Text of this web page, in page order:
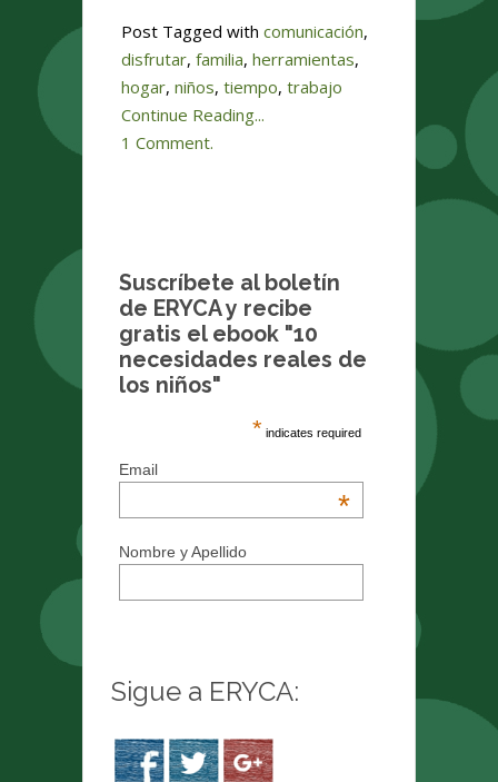
Post Tagged with comunicación,
disfrutar, familia, herramientas,
hogar, niños, tiempo, trabajo
Continue Reading...
1 Comment.
Suscríbete al boletín
de ERYCA y recibe
gratis el ebook "10
necesidades reales de
los niños"
* indicates required
Email
*
Nombre y Apellido
Sigue a ERYCA: